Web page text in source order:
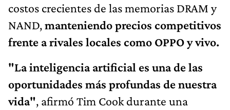
costos crecientes de las memorias DRAM y
NAND,manteniendo precios competitivos
frente a rivales locales como OPPO y vivo.
"La inteligencia artificial es una de las
oportunidades más profundas de nuestra
vida", afirmó Tim Cook durante una